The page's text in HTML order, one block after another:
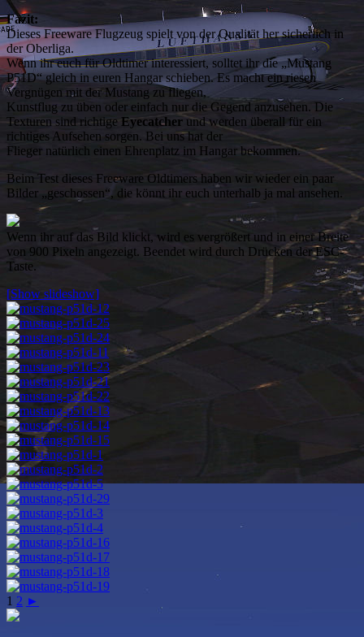
Fazit:
Dieses Freeware Flugzeug spielt von der Qualität her sicherlich in
der Oberliga.
Wenn ihr euch für Oldtimer interessiert, solltet ihr die „Mustang
P51D“ gleich in euren Hangar schieben. Es macht ein riesen
Vergnügen mit der Mustang zu fliegen,
Kunstflug zu üben oder einfach nur die Gegend anzusehen. Die
Texturen sind richtige Eyecatcher und werden überall für ein
richtiges Aufsehen sorgen. Bei uns hat der
Flieger natürlich einen Ehrenplatz im Hangar bekommen.
Beim Test dieses Freeware Oldtimers haben wir wieder ein paar
Bilder „geschossen“, die könnt ihr euch unterhalb ja mal ansehen.
Wenn ihr auf das Bild klickt, wird es vergrößert und in einer Breite
von 900 Pixeln angezeigt. Beendet wird durch Drücken der ESC-
Taste.
[Show slideshow]
1 2 ►